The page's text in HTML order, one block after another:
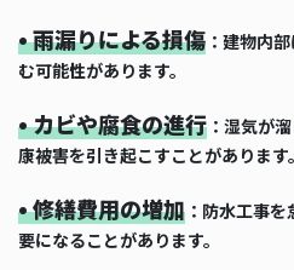
• 雨漏りによる損傷 ：建物内
む可能性があります。
• カビや腐食の進行 ：湿気が
康被害を引き起こすことがあります。
• 修繕費用の増加 ：防水工事
要になることがあります。